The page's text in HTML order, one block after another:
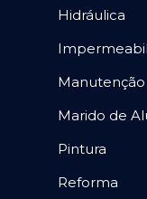
Hidráulica
Marido de
Pintura
Reforma